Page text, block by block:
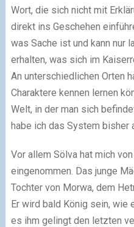
Wort, die sich nicht mit
direkt ins Geschehen
was Sache ist und kann nur
erhalten, was sich im
An unterschiedlichen Orten
Charaktere kennen lernen
Welt, in der man sich
habe ich das System bisher
Vor allem Sölva hat mich
eingenommen. Das junge
Tochter von Morwa, dem
Er wird bald König sein, wie
es ihm gelingt den letzten